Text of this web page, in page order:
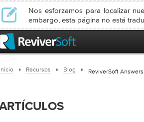
Nos esforzamos para localizar
embargo, esta página no está
Recursos Blog ReviverSoft Answers